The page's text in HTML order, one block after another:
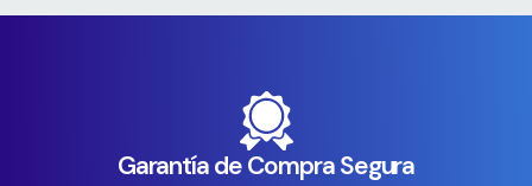
Garantía de Compra Segura